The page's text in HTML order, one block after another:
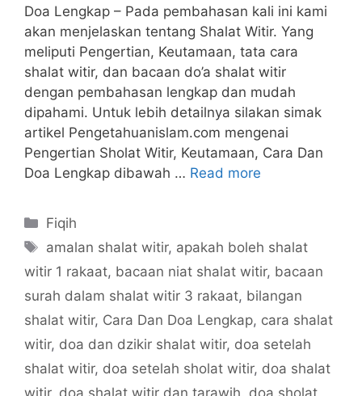
Doa Lengkap – Pada pembahasan kali ini kami
akan menjelaskan tentang Shalat Witir. Yang
meliputi Pengertian, Keutamaan, tata cara
shalat witir, dan bacaan do’a shalat witir
dengan pembahasan lengkap dan mudah
dipahami. Untuk lebih detailnya silakan simak
artikel Pengetahuanislam.com mengenai
Pengertian Sholat Witir, Keutamaan, Cara Dan
Doa Lengkap dibawah … Read more
Categories
Fiqih
Tags
amalan shalat witir, apakah boleh shalat
witir 1 rakaat, bacaan niat shalat witir, bacaan
surah dalam shalat witir 3 rakaat, bilangan
shalat witir, Cara Dan Doa Lengkap, cara shalat
witir, doa dan dzikir shalat witir, doa setelah
shalat witir, doa setelah sholat witir, doa shalat
witir, doa shalat witir dan tarawih, doa sholat